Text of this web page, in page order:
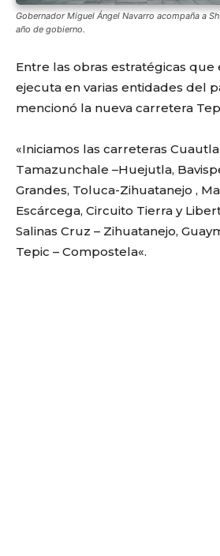
Gobernador Miguel Ángel Navarro acompaña a
año de gobierno.
Entre las obras estratégicas
ejecuta en varias entidades del
mencionó la nueva carretera
«Iniciamos las carreteras Cuautla
Tamazunchale –Huejutla,
Grandes, Toluca-Zihuatanejo ,
Escárcega, Circuito Tierra y
Salinas Cruz – Zihuatanejo,
Tepic – Compostela«.